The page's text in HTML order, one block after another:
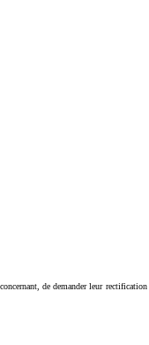
de demander leur